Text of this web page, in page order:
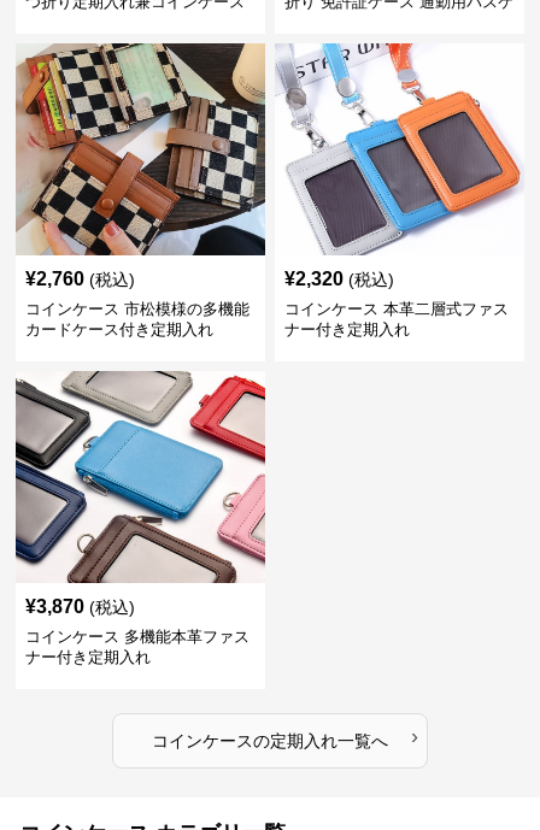
¥2,760 (税込)
コインケース 市松模様の多機能
カードケース付き定期入れ
¥2,320 (税込)
コインケース 本革二層式ファス
ナー付き定期入れ
¥3,870 (税込)
コインケース 多機能本革ファス
ナー付き定期入れ
コインケースの定期入れ一覧へ ›